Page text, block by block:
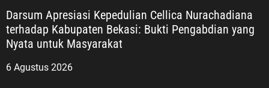
Darsum Apresiasi Kepedulian Cellica Nurachadiana
terhadap Kabupaten Bekasi: Bukti Pengabdian yang
Nyata untuk Masyarakat
6 Agustus 2026